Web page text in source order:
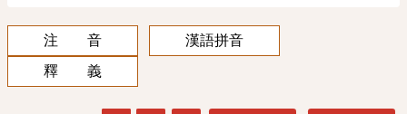
注 音
漢語拼音
釋 義